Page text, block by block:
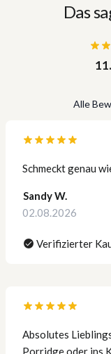
Das
Alle
Schmeckt genau
Sandy W.
02.08.2026
Verifizierter
Absolutes
Porridge oder ins